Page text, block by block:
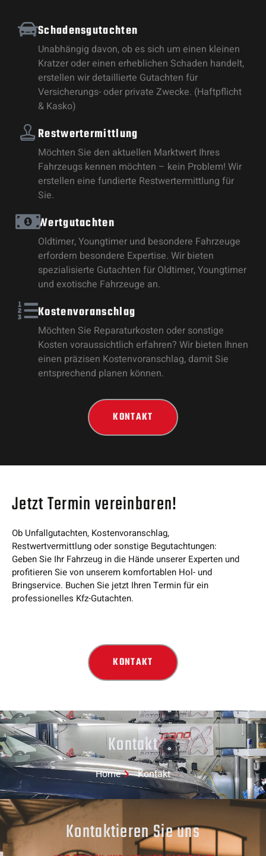
Schadensgutachten
Unabhängig davon, ob es sich um einen kleinen
Kratzer oder einen erheblichen Schaden handelt,
erstellen wir detaillierte Gutachten für
Versicherungs- oder private Zwecke. (Haftpflicht
& Kasko)
Restwertermittlung
Möchten Sie den aktuellen Marktwert Ihres
Fahrzeugs kennen möchten – kein Problem! Wir
erstellen eine fundierte Restwertermittlung für
Sie.
Wertgutachten
Oldtimer, Youngtimer und besondere Fahrzeuge
erfordern besondere Expertise. Wir bieten
spezialisierte Gutachten für Oldtimer, Youngtimer
und exotische Fahrzeuge an.
Kostenvoranschlag
Möchten Sie Reparaturkosten oder sonstige
Kosten voraussichtlich erfahren? Wir bieten Ihnen
einen präzisen Kostenvoranschlag, damit Sie
entsprechend planen können.
KONTAKT
Jetzt Termin vereinbaren!
Ob Unfallgutachten, Kostenvoranschlag,
Restwertvermittlung oder sonstige Begutachtungen:
Geben Sie Ihr Fahrzeug in die Hände unserer Experten und
profitieren Sie von unserem komfortablen Hol- und
Bringservice. Buchen Sie jetzt Ihren Termin für ein
professionelles Kfz-Gutachten.
KONTAKT
Kontakt
Home Kontakt
Kontaktieren Sie uns